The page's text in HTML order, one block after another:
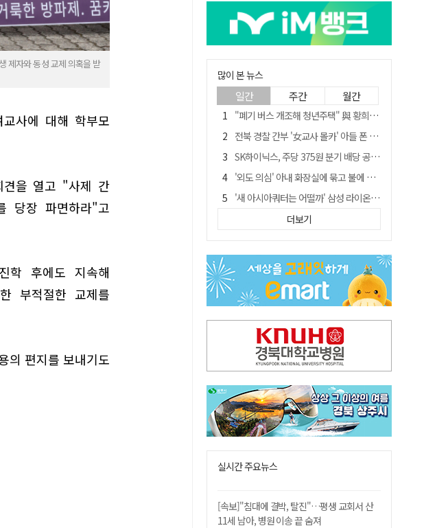
제자와 동성 교제 의혹을 받
사에 대해 학부모
견을 열고 "사제 간
당장 파면하라"고
학 후에도 지속해
부적절한 교제를
의 편지를 보내기도
많이 본 뉴스
일간 주간 월간
"폐기 버스 개조해 청년주택" 與 황희…'딸 학비는 年 4200만원'
전북 경찰 간부 '女교사 몰카' 아들 폰 부수고…"처벌 못하는 사안" 내부망에 글
SK하이닉스, 주당 375원 분기 배당 공시…"3분기 중 주주환원 방안 확정"
'외도 의심' 아내 화장실에 묶고 불에 달군 공구로 고문…남편 검거
'새 아시아쿼터는 어떨까' 삼성 라이온즈, 새 얼굴 투수 미야모리 영입
박권현 청도군수, '햇빛 연금 사업' 공약 시동걸어
봉화서 주택 에어컨 실외기에서 시작된 불… 주택 화재로 번져
[시사뒷담] MOU의 함정, 협약식이 투자 확정은 아니긴 해
경찰, 9월 초부터 상피제 전격 실시…가족 사건 수사 못해
더보기
실시간 주요뉴스
[속보]"침대에 결박, 탈진"…평생 교회서 산
11세 남아, 병원 이송 끝 숨져